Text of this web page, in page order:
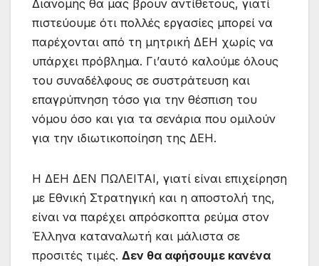
Διανομής θα μας βρουν αντίθετους, γιατί
πιστεύουμε ότι πολλές εργασίες μπορεί να
παρέχονται από τη μητρική ΔΕΗ χωρίς να
υπάρχει πρόβλημα. Γι’αυτό καλούμε όλους
του συναδέλφους σε συστράτευση και
επαγρύπνηση τόσο για την θέσπιση του
νόμου όσο και για τα σενάρια που ομιλούν
για την ιδιωτικοποίηση της ΔΕΗ.
Η ΔΕΗ ΔΕΝ ΠΩΛΕΙΤΑΙ, γιατί είναι επιχείρηση
με Εθνική Στρατηγική και η αποστολή της,
είναι να παρέχει απρόσκοπτα ρεύμα στον
Έλληνα καταναλωτή και μάλιστα σε
προσιτές τιμές. Δεν θα αφήσουμε κανένα